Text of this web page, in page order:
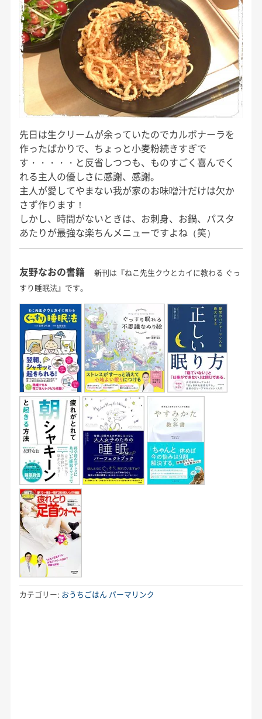
先日は生クリームが余っていたのでカルボナーラを
作ったばかりで、ちょっと小麦粉続きすぎで
す・・・・・と反省しつつも、ものすごく喜んでく
れる主人の優しさに感謝、感謝。
主人が愛してやまない我が家のお味噌汁だけは欠か
さず作ります！
しかし、時間がないときは、お刺身、お鍋、パスタ
あたりが最強な楽ちんメニューですよね（笑）
友野なおの書籍
新刊は『ねこ先生クウとカイに教わる ぐっ
すり睡眠法』です。
カテゴリー: おうちごはん パーマリンク